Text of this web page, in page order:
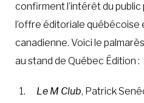
confirment l’intérêt du
l’offre éditoriale
canadienne. Voici le
au stand de Québec Édition :
Le M Club, Patrick